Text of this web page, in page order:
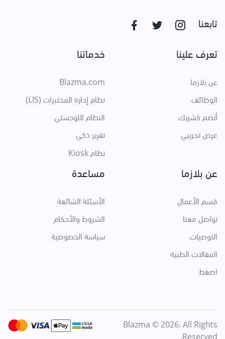
تابعنا
تعرف علينا
عن بلازما
الوظائف
أنضم كشريك
عرض تجريبي
خدماتنا
Blazma.com
نظام إدارة المختبرات (LIS)
النظام اللوجستي
تقرير ذكي
نظام Kiosk
عن بلازما
قسم الأعمال
تواصل معنا
التوصيات
المقالات الطبية
اضغط
مساعدة
الأسئلة الشائعة
الشروط والأحكام
سياسة الخصوصية
Blazma © 2026. All Rights
Reserved.